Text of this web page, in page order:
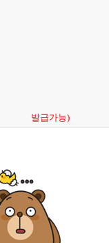
발급가능)